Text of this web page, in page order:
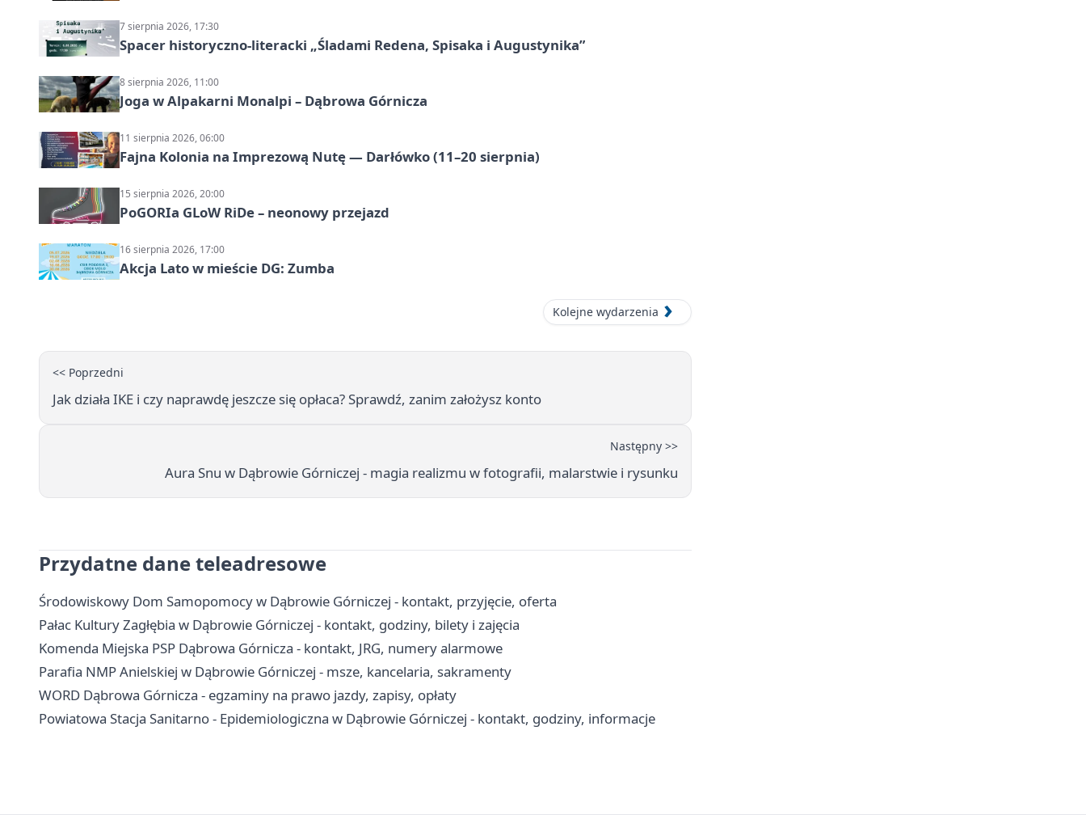
7 sierpnia 2026, 17:30
Spacer historyczno-literacki „Śladami Redena, Spisaka i Augustynika”
8 sierpnia 2026, 11:00
Joga w Alpakarni Monalpi – Dąbrowa Górnicza
11 sierpnia 2026, 06:00
Fajna Kolonia na Imprezową Nutę — Darłówko (11–20 sierpnia)
15 sierpnia 2026, 20:00
PoGORIa GLoW RiDe – neonowy przejazd
16 sierpnia 2026, 17:00
Akcja Lato w mieście DG: Zumba
Kolejne wydarzenia
<< Poprzedni
Jak działa IKE i czy naprawdę jeszcze się opłaca? Sprawdź, zanim założysz konto
Następny >>
Aura Snu w Dąbrowie Górniczej - magia realizmu w fotografii, malarstwie i rysunku
Przydatne dane teleadresowe
Środowiskowy Dom Samopomocy w Dąbrowie Górniczej - kontakt, przyjęcie, oferta
Pałac Kultury Zagłębia w Dąbrowie Górniczej - kontakt, godziny, bilety i zajęcia
Komenda Miejska PSP Dąbrowa Górnicza - kontakt, JRG, numery alarmowe
Parafia NMP Anielskiej w Dąbrowie Górniczej - msze, kancelaria, sakramenty
WORD Dąbrowa Górnicza - egzaminy na prawo jazdy, zapisy, opłaty
Powiatowa Stacja Sanitarno - Epidemiologiczna w Dąbrowie Górniczej - kontakt, godziny, informacje